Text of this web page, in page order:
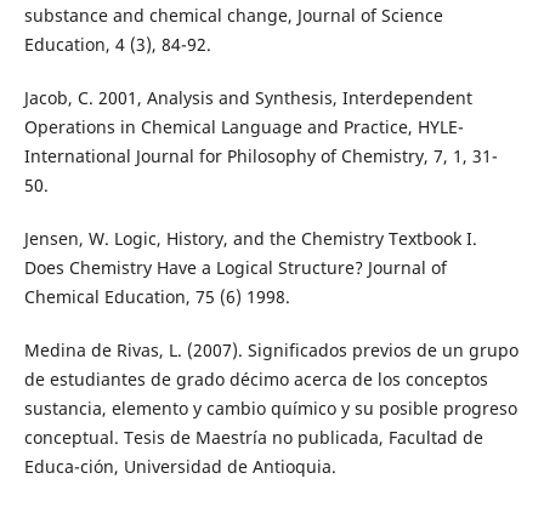
substance and chemical change, Journal of Science
Education, 4 (3), 84-92.
Jacob, C. 2001, Analysis and Synthesis, Interdependent
Operations in Chemical Language and Practice, HYLE-
International Journal for Philosophy of Chemistry, 7, 1, 31-
50.
Jensen, W. Logic, History, and the Chemistry Textbook I.
Does Chemistry Have a Logical Structure? Journal of
Chemical Education, 75 (6) 1998.
Medina de Rivas, L. (2007). Significados previos de un grupo
de estudiantes de grado décimo acerca de los conceptos
sustancia, elemento y cambio químico y su posible progreso
conceptual. Tesis de Maestría no publicada, Facultad de
Educa-ción, Universidad de Antioquia.